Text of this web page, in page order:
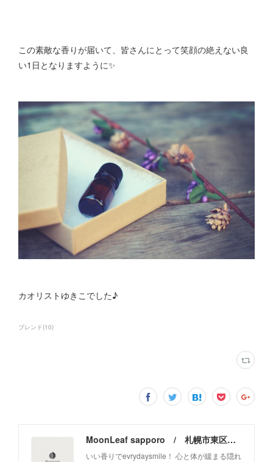
この素敵な香りが届いて、皆さんにとって笑顔の絶えない良
い1日となりますように✨
カオリストゆきこでした♪
ブレンド(10)
MoonLeaf sapporo / 札幌市東区の100種類以上の香りが楽しめるアロマスクール＆トリートメントサロン
いい香りでevrydaysmile！ 心と体が緩まる隠れ